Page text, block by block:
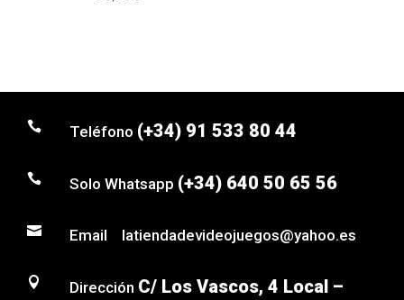
 Teléfono (+34) 91 533 80 44
 Solo Whatsapp (+34) 640 50 65 56
 Email latiendadevideojuegos@yahoo.es
 Dirección C/ Los Vascos, 4 Local –